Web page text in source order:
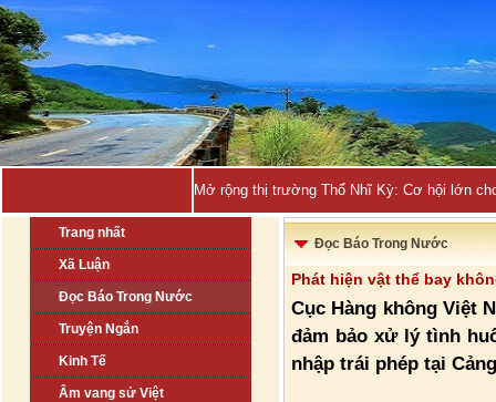
Mở rộng thị trường Thổ Nhĩ Kỳ: Cơ hội lớn
Trang nhất
Xã Luận
Đọc Báo Trong Nước
Truyện Ngắn
Kinh Tế
Âm vang sử Việt
Đọc Báo Trong Nước
Phát hiện vật thể bay
Cục Hàng không Việt
đảm bảo xử lý tình
nhập trái phép tại